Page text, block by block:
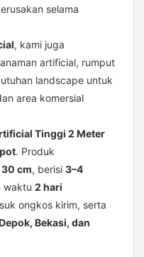
selama
, kami juga
artificial, rumput
landscape untuk
area komersial
Tinggi 2 Meter
. Produk
30 cm, berisi 3–4
waktu 2 hari
ongkos kirim, serta
Bekasi, dan